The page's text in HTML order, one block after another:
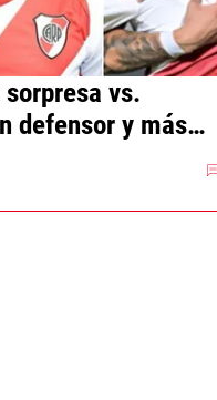
vs.
defensor y más